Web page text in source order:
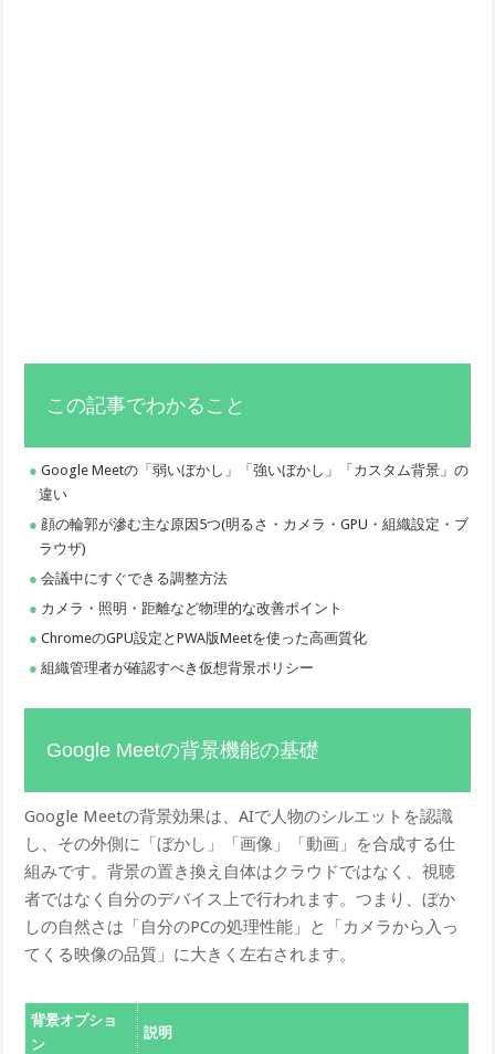
この記事でわかること
Google Meetの「弱いぼかし」「強いぼかし」「カスタム背景」の
違い
顔の輪郭が滲む主な原因5つ(明るさ・カメラ・GPU・組織設定・ブ
ラウザ)
会議中にすぐできる調整方法
カメラ・照明・距離など物理的な改善ポイント
ChromeのGPU設定とPWA版Meetを使った高画質化
組織管理者が確認すべき仮想背景ポリシー
Google Meetの背景機能の基礎
Google Meetの背景効果は、AIで人物のシルエットを認識
し、その外側に「ぼかし」「画像」「動画」を合成する仕
組みです。背景の置き換え自体はクラウドではなく、視聴
者ではなく自分のデバイス上で行われます。つまり、ぼか
しの自然さは「自分のPCの処理性能」と「カメラから入っ
てくる映像の品質」に大きく左右されます。
背景オプショ
ン
説明